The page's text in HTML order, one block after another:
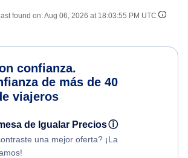
found on:Aug 06, 2026 at 18:03:55 PM UTC
confianza.
de más de 40
viajeros
de Igualar Preciosⓘ
una mejor oferta? ¡La